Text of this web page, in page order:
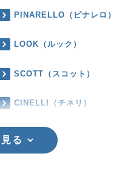
PINARELLO（ピナレロ）
LOOK（ルック）
SCOTT（スコット）
CINELLI（チネリ）
る